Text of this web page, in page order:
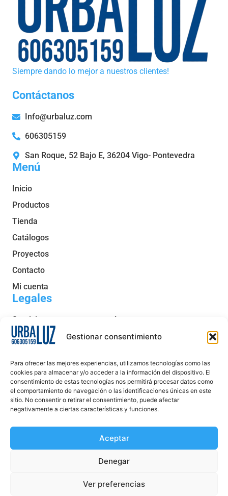
Gestionar consentimiento
Para ofrecer las mejores experiencias, utilizamos tecnologías como las
cookies para almacenar y/o acceder a la información del dispositivo. El
consentimiento de estas tecnologías nos permitirá procesar datos como
el comportamiento de navegación o las identificaciones únicas en este
sitio. No consentir o retirar el consentimiento, puede afectar
negativamente a ciertas características y funciones.
Aceptar
Denegar
Ver preferencias
Siempre dando lo mejor a nuestros clientes!
Menú
Inicio
Productos
Tienda
Catálogos
Proyectos
Contacto
Mi cuenta
Legales
Servicio post venta y garantía
Condiciones generales de venta
Política de cookies
Aviso legal
Declaración de accesibilidad
Contáctanos
Info@urbaluz.com
606305159
San Roque, 52 Bajo E, 36204 Vigo- Pontevedra